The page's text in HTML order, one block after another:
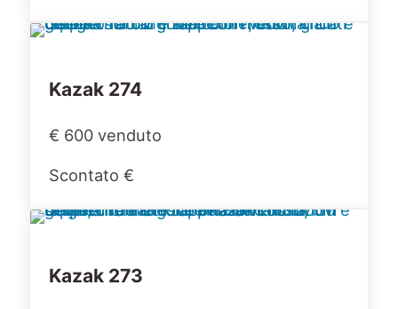
Kazak 274
€ 600 venduto
Scontato €
Kazak 273